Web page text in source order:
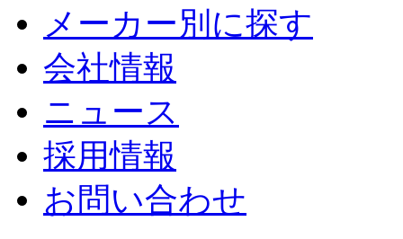
メーカー別に探す
会社情報
ニュース
採用情報
お問い合わせ